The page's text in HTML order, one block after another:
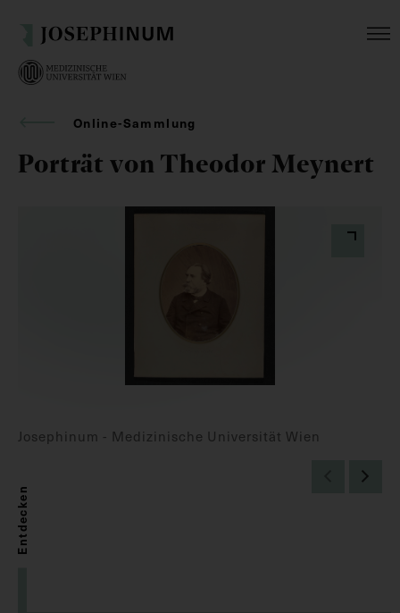
Online-Sammlung
Porträt von Theodor Meynert
Josephinum - Medizinische Universität Wien
Entdecken